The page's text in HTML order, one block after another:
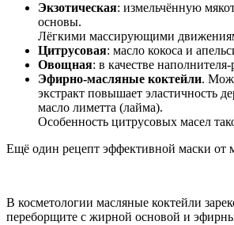
Экзотическая: измельчённую
основы.
Лёгкими массирующими
Цитрусовая: масло кокоса и
Овощная: в качестве
Эфирно-масляные коктейли.
экстракт повышает эластичность
масло лиметта (лайма).
Особенность цитрусовых масел
Ещё один рецепт эффективной маски от
В косметологии масляные коктейли
переборщите с жирной основой и